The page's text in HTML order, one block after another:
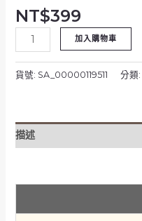
NT$399
數
量
加入購物車
貨號: SA_00000119511 分類:
描述